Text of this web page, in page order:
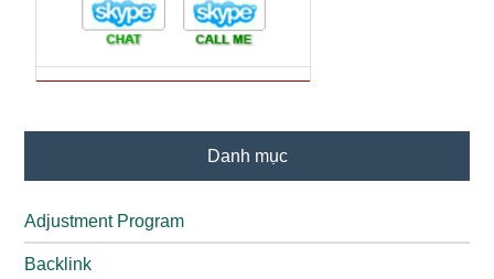
Danh mục
Adjustment Program
Backlink